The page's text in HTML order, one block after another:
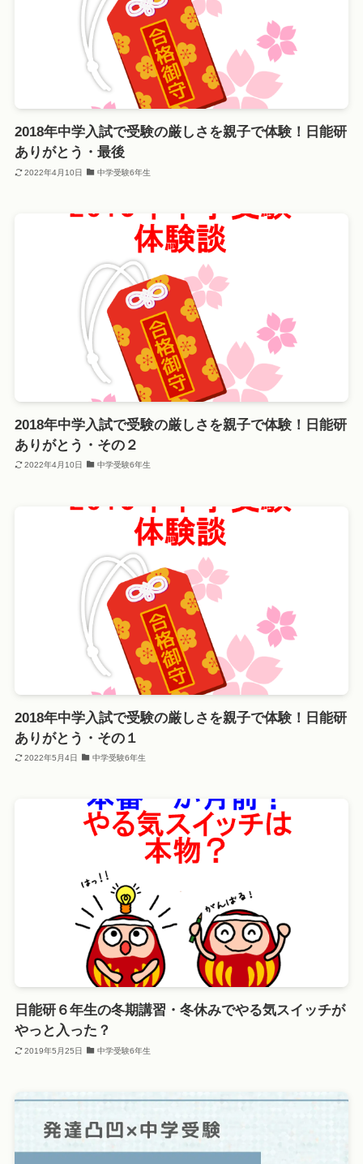
2018年中学入試で受験の厳しさを親子で体験！日能研
ありがとう・最後
2022年4月10日 中学受験6年生
2018年中学入試で受験の厳しさを親子で体験！日能研
ありがとう・その２
2022年4月10日 中学受験6年生
2018年中学入試で受験の厳しさを親子で体験！日能研
ありがとう・その１
2022年5月4日 中学受験6年生
日能研６年生の冬期講習・冬休みでやる気スイッチが
やっと入った？
2019年5月25日 中学受験6年生